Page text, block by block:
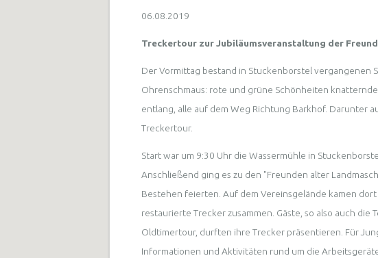
06.08.2019
Treckertour zur Jubiläumsveranstaltung der
Der Vormittag bestand in Stuckenborstel vergangenen
Ohrenschmaus: rote und grüne Schönheiten
entlang, alle auf dem Weg Richtung Barkhof. Darunter
Treckertour.
Start war um 9:30 Uhr die Wassermühle in
Anschließend ging es zu den "Freunden alter
Bestehen feierten. Auf dem Vereinsgelände kamen
restaurierte Trecker zusammen. Gäste, so also auch
Oldtimertour, durften ihre Trecker präsentieren. Für
Informationen und Aktivitäten rund um die